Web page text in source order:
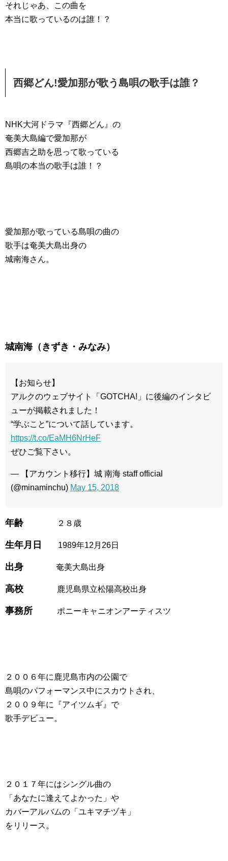
それじゃあ、この曲を
本当に歌っているのは誰！？
西郷どん!愛加那が歌う島唄の歌手は誰？
NHK大河ドラマ『西郷どん』の
奄美大島編で愛加那が
西郷吉之助を思って歌っている
島唄の本当の歌手は誰！？
愛加那が歌っている島唄の曲の
歌手は奄美大島出身の
城南海さん。
城南海（きずき・みなみ）
【お知らせ】
アルクのウェブサイト「GOTCHA!」に後編のインタビ
ューが掲載されました！
“学ぶこと”について話しています。
https://t.co/EaMH6NrHeF
ぜひご覧下さい。
— 【アカウント移行】城 南海 staff official
(@minaminchu) May 15, 2018
年齢 ２８歳
生年月日 1989年12月26日
出身 奄美大島出身
高校 鹿児島県立松陽高校出身
事務所 ポニーキャニオンアーティスツ
２００６年に鹿児島市内の公園で
島唄のパフォーマンス中にスカウトされ、
２００９年に『アイツムギ』で
歌手デビュー。
２０１７年にはシングル曲の
「あなたに逢えてよかった」や
カバーアルバムの「ユキマチヅキ」
をリリース。